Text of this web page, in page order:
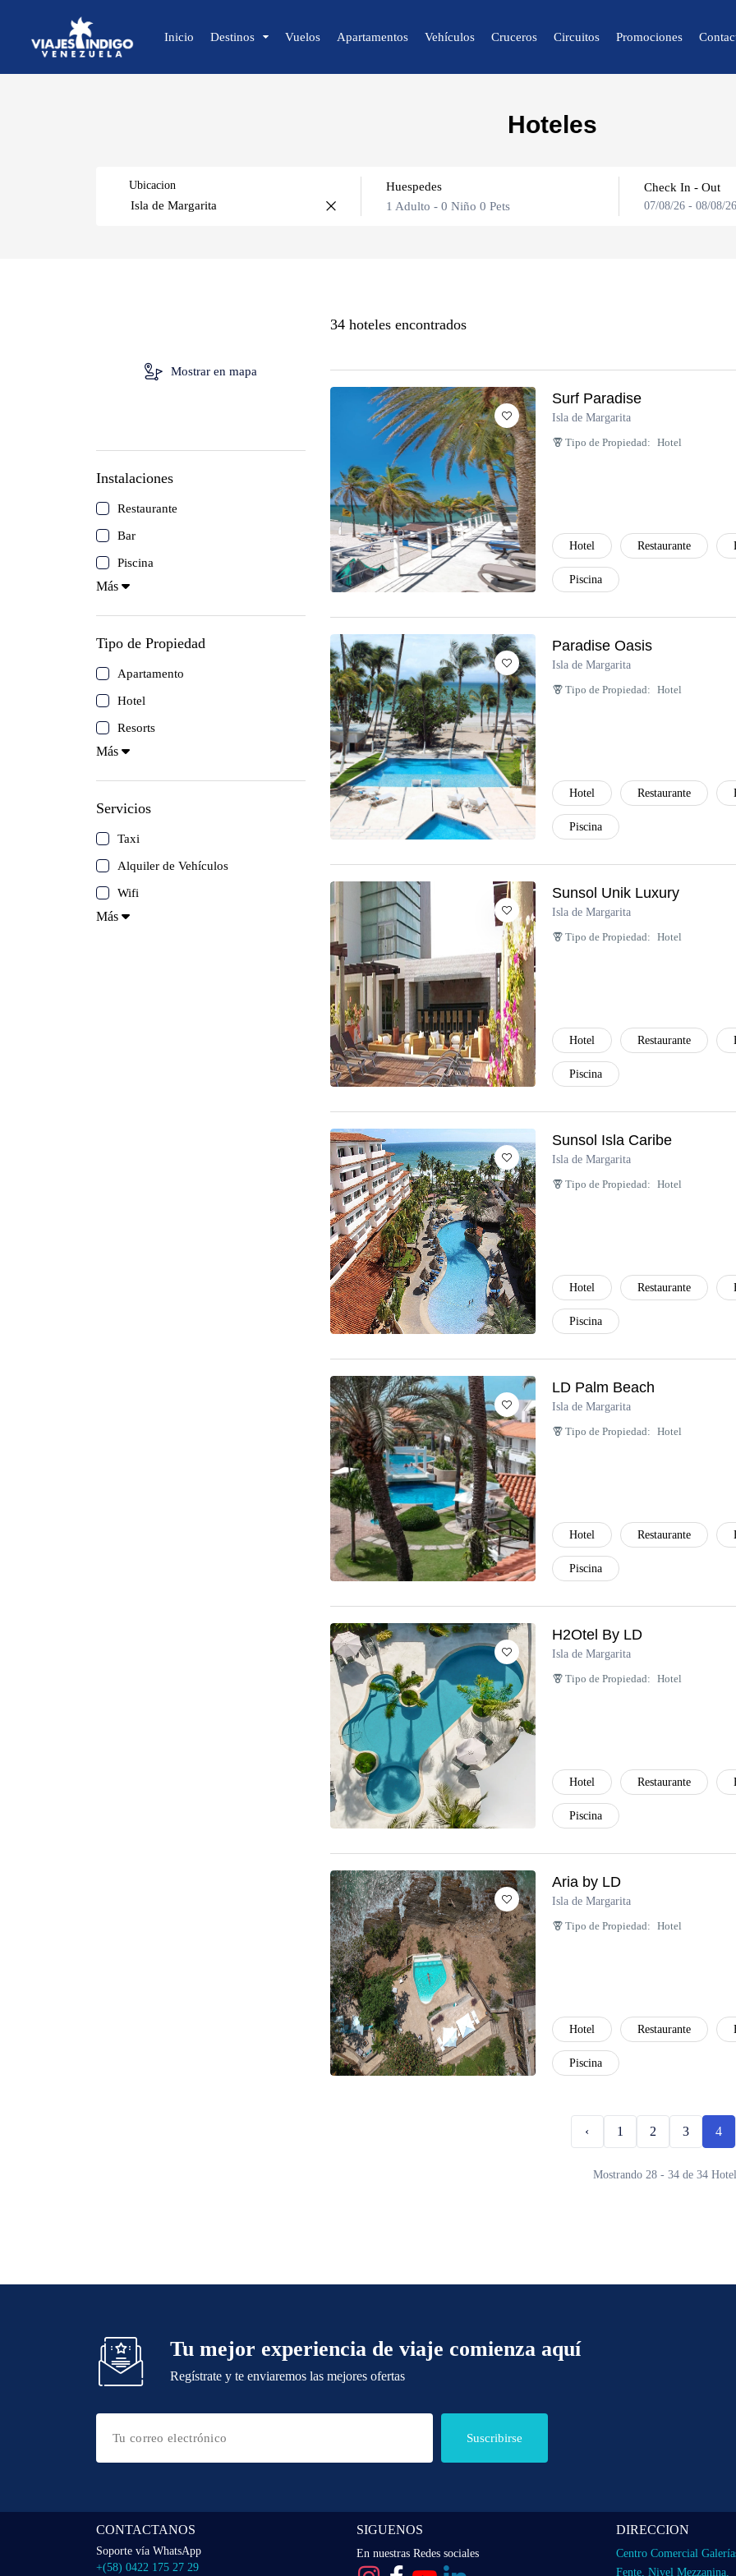
Inicio Destinos
🌴 Península de Paria
🌴 Mérida
🌴 Canaima
Vuelos Apartamentos Vehículos Cruceros Circuitos Promociones
Hoteles
Ubicacion
Isla de Coche
Circuitos
Colonia Tovar
Huespedes
1 Adulto -0 Niño 0 Pets
Check In - Out
07/08/26- 08/08/26
Mostrar en mapa
Instalaciones
Restaurante
Bar
Piscina
Más
Tipo de Propiedad
Apartamento
Hotel
Resorts
Más
Servicios
Taxi
Alquiler de Vehículos
Wifi
Más
34 hoteles encontrados
Surf Paradise
Isla de Margarita
Tipo de Propiedad: Hotel
Hotel Restaurante
Piscina
Paradise Oasis
Isla de Margarita
Tipo de Propiedad: Hotel
Hotel Restaurante
Piscina
Sunsol Unik Luxury
Isla de Margarita
Tipo de Propiedad: Hotel
Hotel Restaurante
Piscina
Sunsol Isla Caribe
Isla de Margarita
Tipo de Propiedad: Hotel
Hotel Restaurante
Piscina
LD Palm Beach
Isla de Margarita
Tipo de Propiedad: Hotel
Hotel Restaurante
Piscina
H2Otel By LD
Isla de Margarita
Tipo de Propiedad: Hotel
Hotel Restaurante
Piscina
Aria by LD
Isla de Margarita
Tipo de Propiedad: Hotel
Hotel Restaurante
Piscina
‹ 1 2 3 4
Mostrando 28 - 34 de 34
Tu mejor experiencia de viaje comienza aquí
Regístrate y te enviaremos las mejores ofertas
Suscribirse
CONTACTANOS
Soporte vía WhatsApp
+(58) 0422 175 27 29
SIGUENOS
En nuestras Redes sociales
DIRECCION
Centro Comercial
Fente, Nivel Mezzanina,